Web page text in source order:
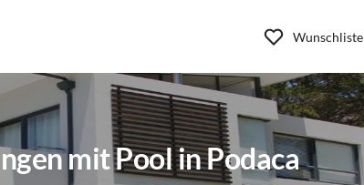
Wunschliste
mit Pool in Podaca